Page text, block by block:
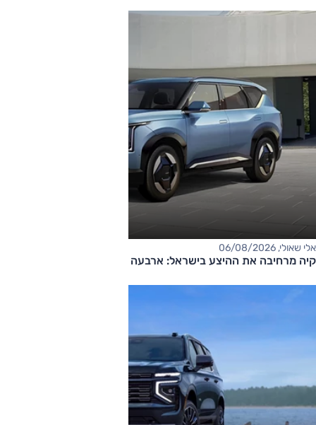
אלי שאולי, 06/08/2026
קיה מרחיבה את ההיצע בישראל: ארבעה דגמים חדשים בדרך